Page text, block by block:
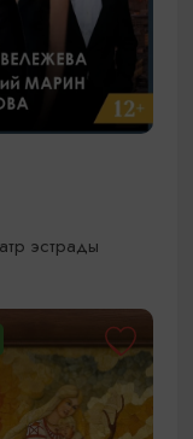
эстрады